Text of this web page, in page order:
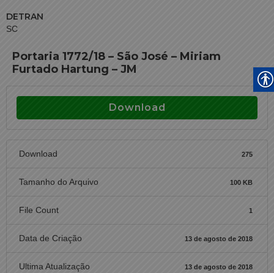
DETRAN
SC
Portaria 1772/18 – São José – Miriam
Furtado Hartung – JM
Download
Download 275
Tamanho do Arquivo 100 KB
File Count 1
Data de Criação 13 de agosto de 2018
Ultima Atualização 13 de agosto de 2018